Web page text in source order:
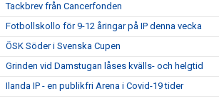
Tackbrev från Cancerfonden
Fotbollskollo för 9-12 åringar på IP denna vecka
ÖSK Söder i Svenska Cupen
Grinden vid Damstugan låses kvälls- och helgtid
Ilanda IP - en publikfri Arena i Covid-19 tider